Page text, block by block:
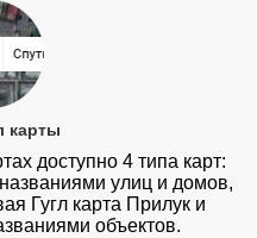
карты
доступно 4 типа карт:
улиц и домов,
Гугл карта Прилук и
объектов.